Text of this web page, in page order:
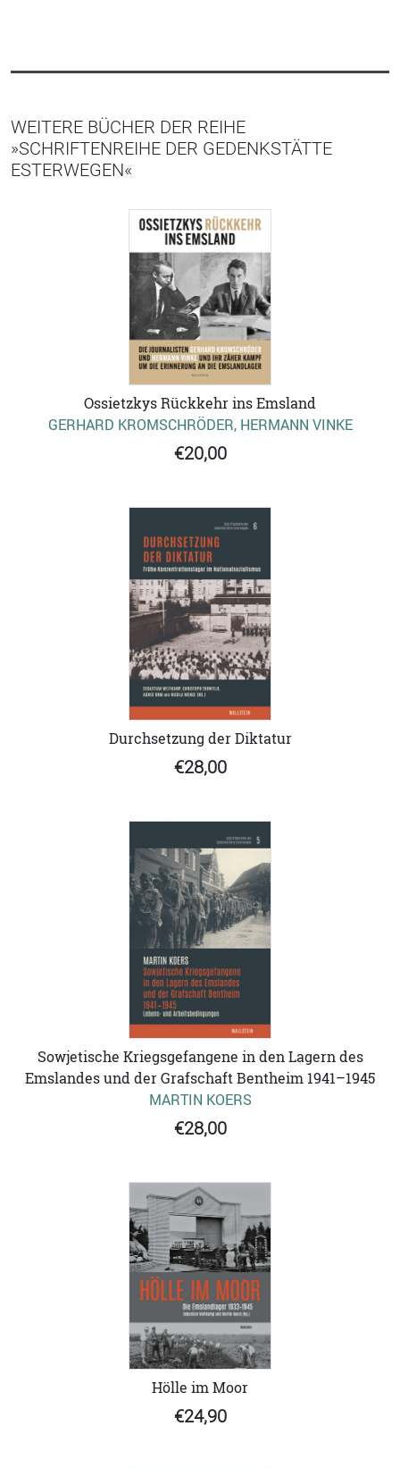
WEITERE BÜCHER DER REIHE
»SCHRIFTENREIHE DER GEDENKSTÄTTE
ESTERWEGEN«
Ossietzkys Rückkehr ins Emsland
GERHARD KROMSCHRÖDER, HERMANN VINKE
€20,00
Durchsetzung der Diktatur
€28,00
Sowjetische Kriegsgefangene in den Lagern des
Emslandes und der Grafschaft Bentheim 1941–1945
MARTIN KOERS
€28,00
Hölle im Moor
€24,90